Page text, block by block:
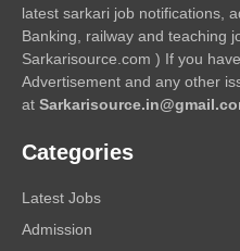
latest sarkari job notifications,
Banking, railway and teaching
Sarkarisource.com ) If you
Advertisement and any other
at
Categories
Latest Jobs
Admission